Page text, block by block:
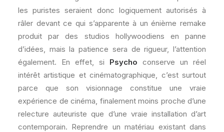
les puristes seraient donc logiquement autorisés à
râler devant ce qui s’apparente à un énième remake
produit par des studios hollywoodiens en panne
d’idées, mais la patience sera de rigueur, l’attention
également. En effet, si Psycho conserve un réel
intérêt artistique et cinématographique, c’est surtout
parce que son visionnage constitue une vraie
expérience de cinéma, finalement moins proche d’une
relecture auteuriste que d’une vraie installation d’art
contemporain. Reprendre un matériau existant dans